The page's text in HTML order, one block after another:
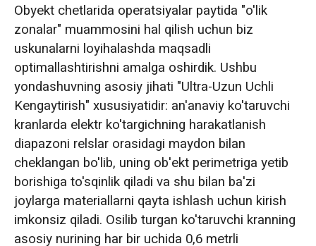
Obyekt chetlarida operatsiyalar paytida "o'lik
zonalar" muammosini hal qilish uchun biz
uskunalarni loyihalashda maqsadli
optimallashtirishni amalga oshirdik. Ushbu
yondashuvning asosiy jihati "Ultra-Uzun Uchli
Kengaytirish" xususiyatidir: an'anaviy ko'taruvchi
kranlarda elektr ko'targichning harakatlanish
diapazoni relslar orasidagi maydon bilan
cheklangan bo'lib, uning ob'ekt perimetriga yetib
borishiga to'sqinlik qiladi va shu bilan ba'zi
joylarga materiallarni qayta ishlash uchun kirish
imkonsiz qiladi. Osilib turgan ko'taruvchi kranning
asosiy nurining har bir uchida 0,6 metrli